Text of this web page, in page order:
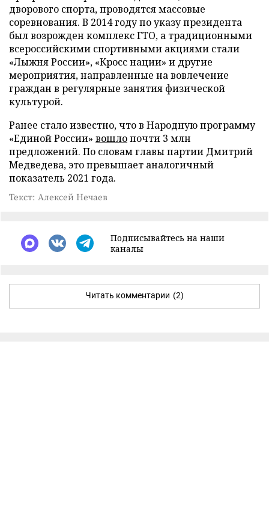
дворового спорта, проводятся массовые
соревнования. В 2014 году по указу президента
был возрожден комплекс ГТО, а традиционными
всероссийскими спортивными акциями стали
«Лыжня России», «Кросс нации» и другие
мероприятия, направленные на вовлечение
граждан в регулярные занятия физической
культурой.
Ранее стало известно, что в Народную программу
«Единой России» вошлопочти 3 млн
предложений. По словам главы партии Дмитрий
Медведева, это превышает аналогичный
показатель 2021 года.
Текст: Алексей Нечаев
Подписывайтесь на наши
каналы
Читать комментарии (2)